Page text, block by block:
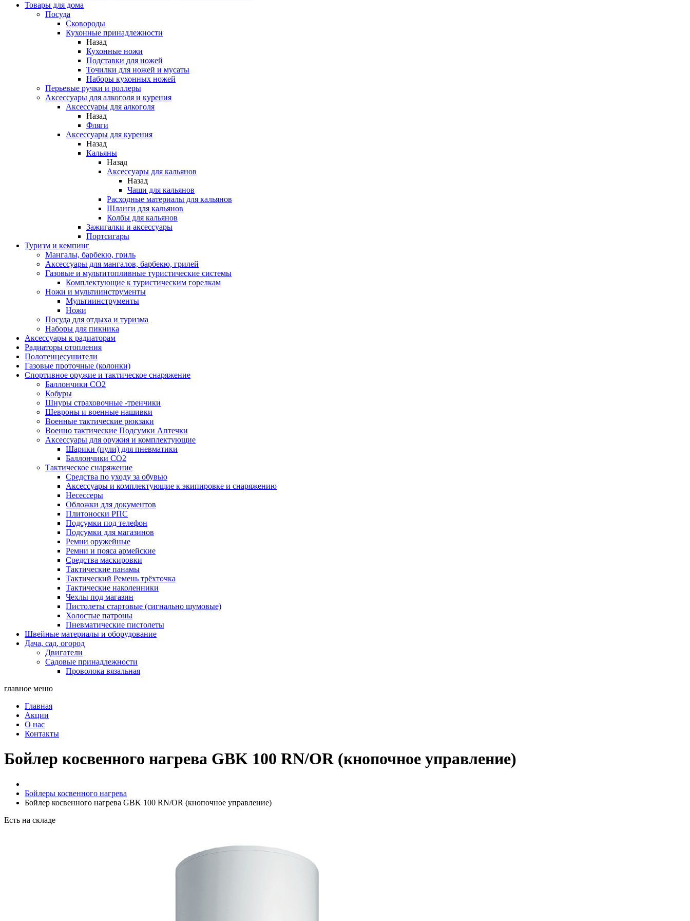
Товары для дома
Посуда
Сковороды
Кухонные принадлежности
Назад
Кухонные ножи
Подставки для ножей
Точилки для ножей и мусаты
Наборы кухонных ножей
Перьевые ручки и роллеры
Аксессуары для алкоголя и курения
Аксессуары для алкоголя
Назад
Фляги
Аксессуары для курения
Назад
Кальяны
Назад
Аксессуары для кальянов
Назад
Чаши для кальянов
Расходные материалы для кальянов
Шланги для кальянов
Колбы для кальянов
Зажигалки и аксессуары
Портсигары
Туризм и кемпинг
Мангалы, барбекю, гриль
Аксессуары для мангалов, барбекю, грилей
Газовые и мультитопливные туристические системы
Комплектующие к туристическим горелкам
Ножи и мультиинструменты
Мультиинструменты
Ножи
Посуда для отдыха и туризма
Наборы для пикника
Аксессуары к радиаторам
Радиаторы отопления
Полотенцесушители
Газовые проточные (колонки)
Спортивное оружие и тактическое снаряжение
Баллончики CO2
Кобуры
Шнуры страховочные -тренчики
Шевроны и военные нашивки
Военные тактические рюкзаки
Военно тактические Подсумки Аптечки
Аксессуары для оружия и комплектующие
Шарики (пули) для пневматики
Баллончики CO2
Тактическое снаряжение
Средства по уходу за обувью
Аксессуары и комплектующие к экипировке и снаряжению
Несессеры
Обложки для документов
Плитоноски РПС
Подсумки под телефон
Подсумки для магазинов
Ремни оружейные
Ремни и пояса армейские
Средства маскировки
Тактические панамы
Тактический Ремень трёхточка
Тактические наколенники
Чехлы под магазин
Пистолеты стартовые (сигнально шумовые)
Холостые патроны
Пневматические пистолеты
Швейные материалы и оборудование
Дача, сад, огород
Двигатели
Садовые принадлежности
Проволока вязальная
главное меню
Главная
Акции
О нас
Контакты
Бойлер косвенного нагрева GBK 100 RN/OR (кнопочное управление)
Бойлеры косвенного нагрева
Бойлер косвенного нагрева GBK 100 RN/OR (кнопочное управление)
Есть на складе